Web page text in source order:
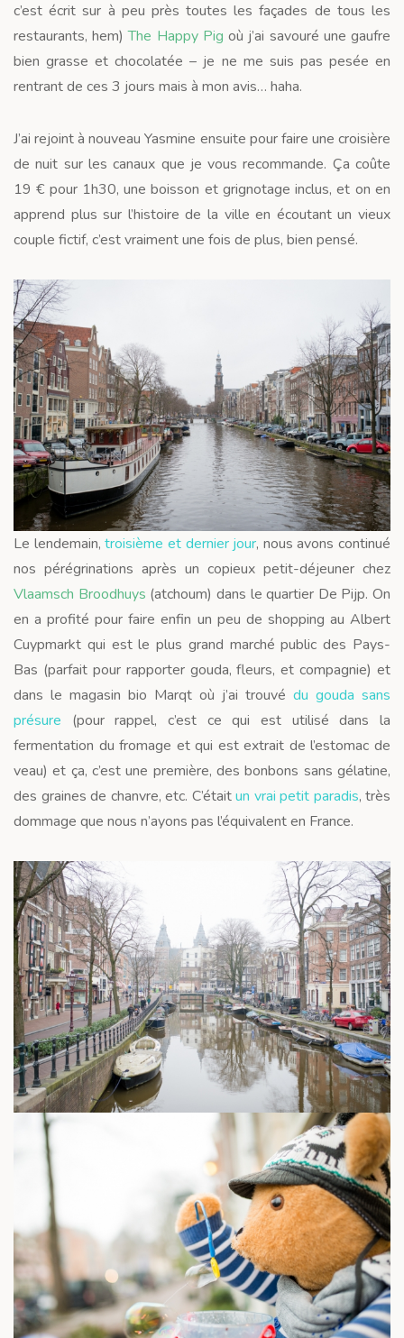
c’est écrit sur à peu près toutes les façades de tous les
restaurants, hem)The Happy Pig où j’ai savouré une gaufre
bien grasse et chocolatée – je ne me suis pas pesée en
rentrant de ces 3 jours mais à mon avis… haha.
J’ai rejoint à nouveau Yasmine ensuite pour faire une croisière
de nuit sur les canaux que je vous recommande. Ça coûte
19 € pour 1h30, une boisson et grignotage inclus, et on en
apprend plus sur l’histoire de la ville en écoutant un vieux
couple fictif, c’est vraiment une fois de plus, bien pensé.
Le lendemain, troisième et dernier jour, nous avons continué
nos pérégrinations après un copieux petit-déjeuner chez
Vlaamsch Broodhuys (atchoum) dans le quartier De Pijp. On
en a profité pour faire enfin un peu de shopping au Albert
Cuypmarkt qui est le plus grand marché public des Pays-
Bas (parfait pour rapporter gouda, fleurs, et compagnie) et
dans le magasin bio Marqt où j’ai trouvé du gouda sans
présure (pour rappel, c’est ce qui est utilisé dans la
fermentation du fromage et qui est extrait de l’estomac de
veau) et ça, c’est une première, des bonbons sans gélatine,
des graines de chanvre, etc. C’étaitun vrai petit paradis, très
dommage que nous n’ayons pas l’équivalent en France.